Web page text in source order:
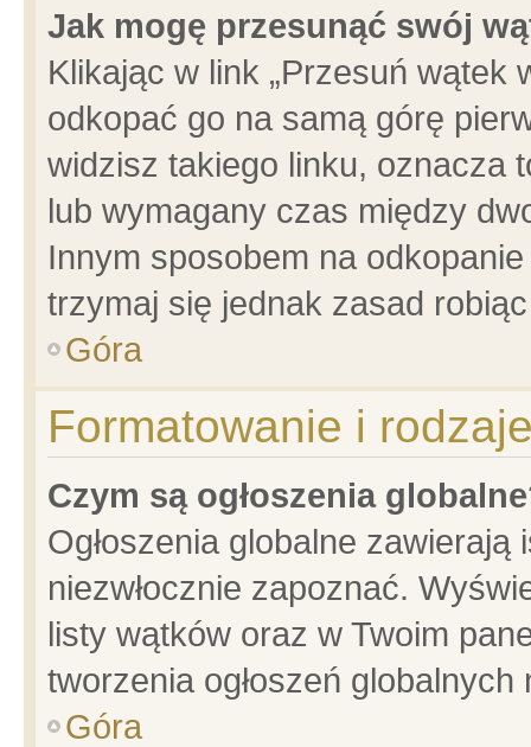
Jak mogę przesunąć swój
Klikając w link „Przesuń wątek
odkopać go na samą górę
widzisz takiego linku, oznacza
lub wymagany czas między
Innym sposobem na
trzymaj się jednak zasad
Góra
Formatowanie i
Czym są ogłoszenia
Ogłoszenia globalne
niezwłocznie zapoznać.
listy wątków oraz w Twoim
tworzenia ogłoszeń
Góra